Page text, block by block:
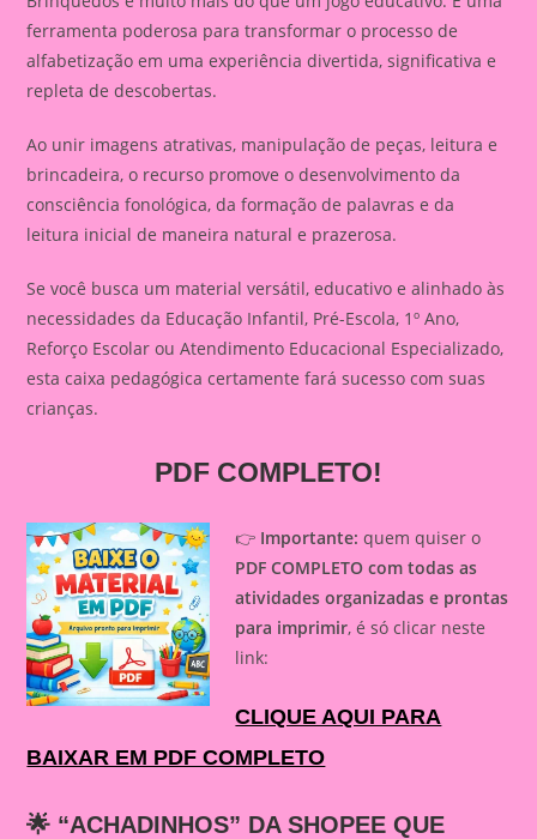
ferramenta poderosa para transformar o processo de
alfabetização em uma experiência divertida, significativa e
repleta de descobertas.
Ao unir imagens atrativas, manipulação de peças, leitura e
brincadeira, o recurso promove o desenvolvimento da
consciência fonológica, da formação de palavras e da
leitura inicial de maneira natural e prazerosa.
Se você busca um material versátil, educativo e alinhado às
necessidades da Educação Infantil, Pré-Escola, 1º Ano,
Reforço Escolar ou Atendimento Educacional Especializado,
esta caixa pedagógica certamente fará sucesso com suas
crianças.
PDF COMPLETO!
👉 Importante: quem quiser o
PDF COMPLETO com todas as
atividades organizadas e prontas
para imprimir, é só clicar neste
link:
CLIQUE AQUI PARA
BAIXAR EM PDF COMPLETO
🌟 “ACHADINHOS” DA SHOPEE QUE